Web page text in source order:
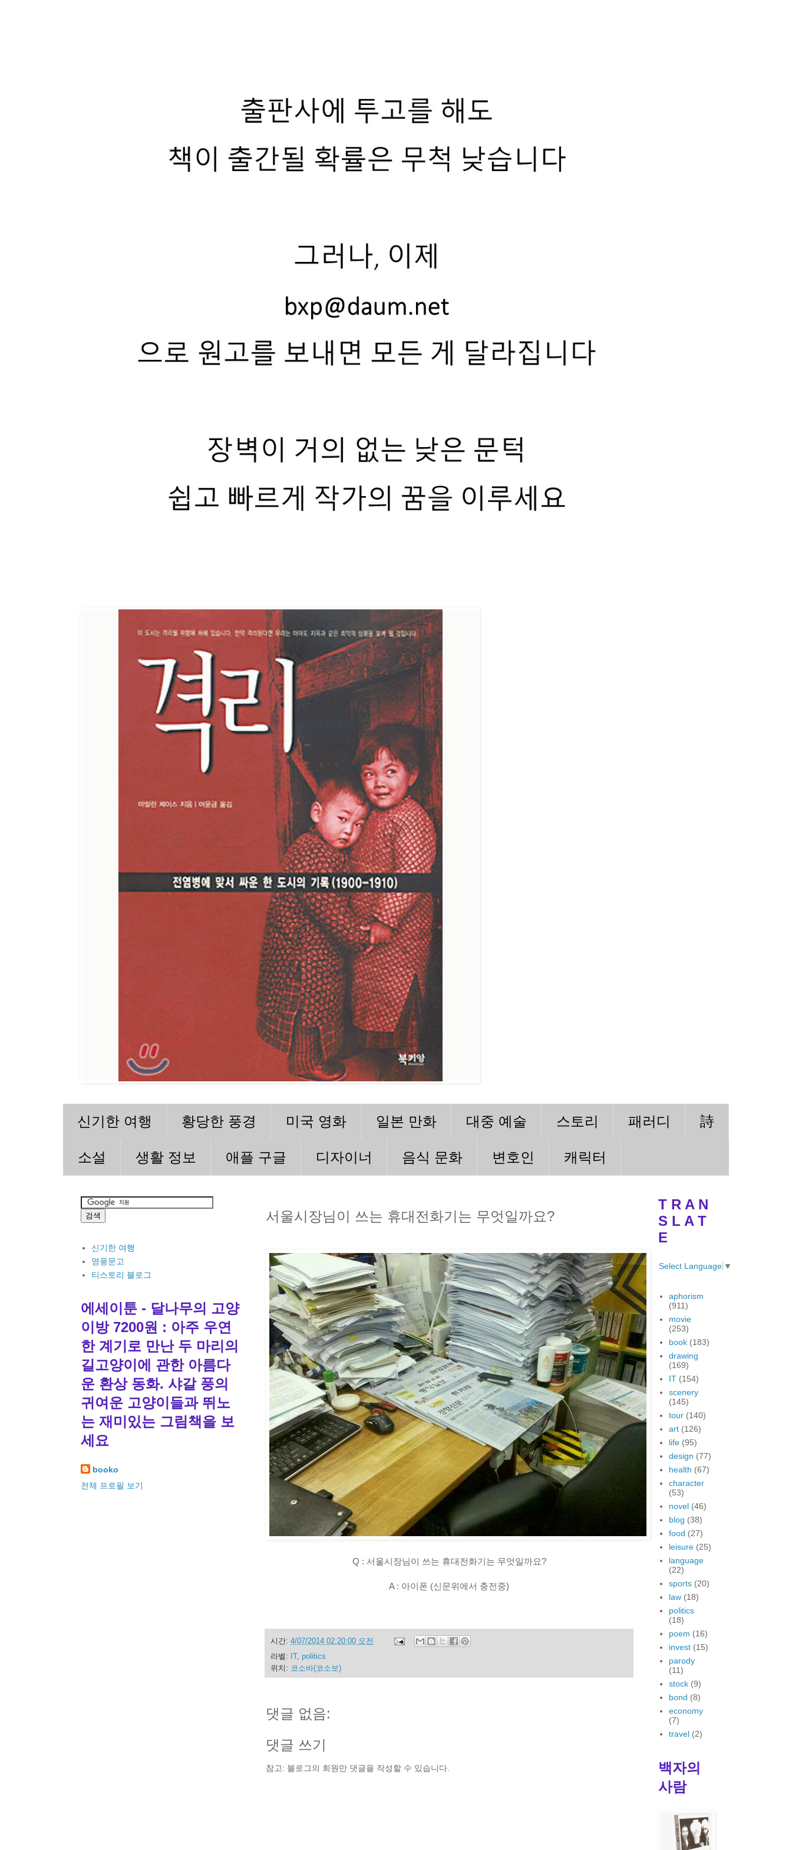
신기한 여행 황당한 풍경 미국 영화 일본 만화 대중 예술 스토리 패러디 詩
소설 생활 정보 애플 구글 디자이너 음식 문화 변호인 캐릭터
서울시장님이 쓰는 휴대전화기는 무엇일까요?
Q : 서울시장님이 쓰는 휴대전화기는 무엇일까요?
A : 아이폰 (신문위에서 충전중)
시간: 4/07/2014 02:20:00 오전
라벨:
, politics
위치: 코소바(코소보)
댓글 없음:
댓글 쓰기
참고: 블로그의 회원만 댓글을 작성할 수 있습니다.
신기한 여행
영풍문고
티스토리 블로그
에세이툰 - 달나무의 고양
이방 7200원 : 아주 우연
한 계기로 만난 두 마리의
길고양이에 관한 아름다
운 환상 동화. 샤갈 풍의
귀여운 고양이들과 뛰노
는 재미있는 그림책을 보
세요
booko
전체 프로필 보기
T R A N
S L A T
E
Select Language ▼
aphorism
(911)
movie
(253)
book (183)
drawing
(169)
IT (154)
scenery
(145)
tour (140)
art (126)
life (95)
design (77)
health (67)
character
(53)
novel (46)
blog (38)
food (27)
leisure (25)
language
(22)
sports (20)
law (18)
politics
(18)
poem (16)
invest (15)
parody
(11)
stock (9)
bond (8)
economy
(7)
travel (2)
백자의
사람